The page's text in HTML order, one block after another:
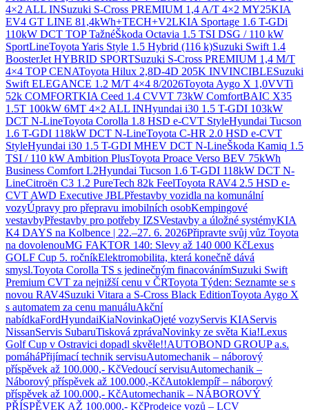
4×2 ALL INSuzuki S-Cross PREMIUM 1,4 A/T 4×2 MY25KIA
EV4 GT LINE 81,4kWh+TECH+V2LKIA Sportage 1.6 T-GDi
110kW DCT TOP TažnéŠkoda Octavia 1.5 TSI DSG / 110 kW
SportLineToyota Yaris Style 1.5 Hybrid (116 k)Suzuki Swift 1.4
BoosterJet HYBRID SPORTSuzuki S-Cross PREMIUM 1,4 M/T
4×4 TOP CENAToyota Hilux 2,8D-4D 205K INVINCIBLESuzuki
Swift ELEGANCE 1.2 M/T 4×4 8/2026Toyota Aygo X 1,0VVTi
52k COMFORTKIA Ceed 1.4 CVVT 73kW ComfortBAIC X35
1.5T 100kW 6MT 4×2 ALL INHyundai i30 1.5 T-GDI 103kW
DCT N-LineToyota Corolla 1.8 HSD e-CVT StyleHyundai Tucson
1.6 T-GDI 118kW DCT N-LineToyota C-HR 2.0 HSD e-CVT
StyleHyundai i30 1.5 T-GDI MHEV DCT N-LineŠkoda Kamiq 1.5
TSI / 110 kW Ambition PlusToyota Proace Verso BEV 75kWh
Business Comfort L2Hyundai Tucson 1.6 T-GDI 118kW DCT N-
LineCitroën C3 1.2 PureTech 82k FeelToyota RAV4 2.5 HSD e-
CVT AWD Executive JBLPřestavby vozidla na komunální
vozyÚpravy pro přepravu imobilních osobKempingové
vestavbyPřestavby pro potřeby IZSVestavby a úložné systémyKIA
K4 DAYS na Kolbence | 22.–27. 6. 2026Připravte svůj vůz Toyota
na dovolenouMG FAKTOR 140: Slevy až 140 000 KčLexus
GOLF Cup 5. ročníkElektromobilita, která konečně dává
smysl.Toyota Corolla TS s jedinečným finacovánímSuzuki Swift
Premium CVT za nejnižší cenu v ČRToyota Týden: Seznamte se s
novou RAV4Suzuki Vitara a S-Cross Black EditionToyota Aygo X
s automatem za cenu manuáluAkční
nabídkaFordHyundaiKiaNovinkaOjeté vozyServis KIAServis
NissanServis SubaruTisková zprávaNovinky ze světa Kia!Lexus
Golf Cup v Ostravici dopadl skvěle!!AUTOBOND GROUP a.s.
pomáháPřijímací technik servisuAutomechanik – náborový
příspěvek až 100.000,- KčVedoucí servisuAutomechanik –
Náborový příspěvek až 100.000,-KčAutoklempíř – náborový
příspěvek až 100.000,- KčAutomechanik – NÁBOROVÝ
PŘÍSPĚVEK AŽ 100.000,- KčProdejce vozů – LCV